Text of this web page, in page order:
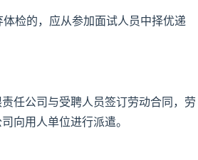
检的，应从参加面试人员中择优递
任公司与受聘人员签订劳动合同，劳
向用人单位进行派遣。